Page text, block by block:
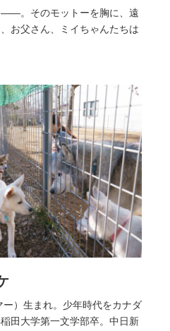
――。そのモットーを胸に、遠
お父さん、ミイちゃんたちは
）生まれ。少年時代をカナダ
田大学第一文学部卒。中日新